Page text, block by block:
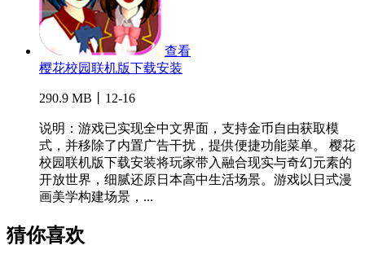
查看
樱花校园联机版下载安装
290.9 MB丨12-16
说明：游戏已实现全中文界面，支持金币自由获取模
式，并移除了内置广告干扰，提供便捷功能菜单。 樱花
校园联机版下载安装将玩家带入融合现实与奇幻元素的
开放世界，细腻还原日本高中生活场景。游戏以日式漫
画美学构建场景，...
猜你喜欢